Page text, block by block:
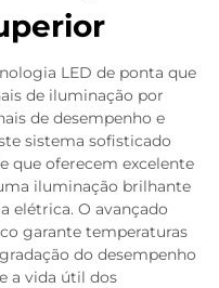
LED de ponta que
de iluminação por
de desempenho e
sistema sofisticado
que oferecem excelente
iluminação brilhante
elétrica. O avançado
garante temperaturas
do desempenho
a vida útil dos